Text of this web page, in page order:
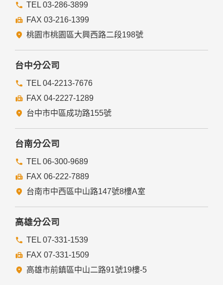
TEL 03-286-3899
FAX 03-216-1399
桃園市桃園區大興西路二段198號
台中分公司
TEL 04-2213-7676
FAX 04-2227-1289
台中市中區成功路155號
台南分公司
TEL 06-300-9689
FAX 06-222-7889
台南市中西區中山路147號8樓A室
高雄分公司
TEL 07-331-1539
FAX 07-331-1509
高雄市前鎮區中山二路91號19樓-5